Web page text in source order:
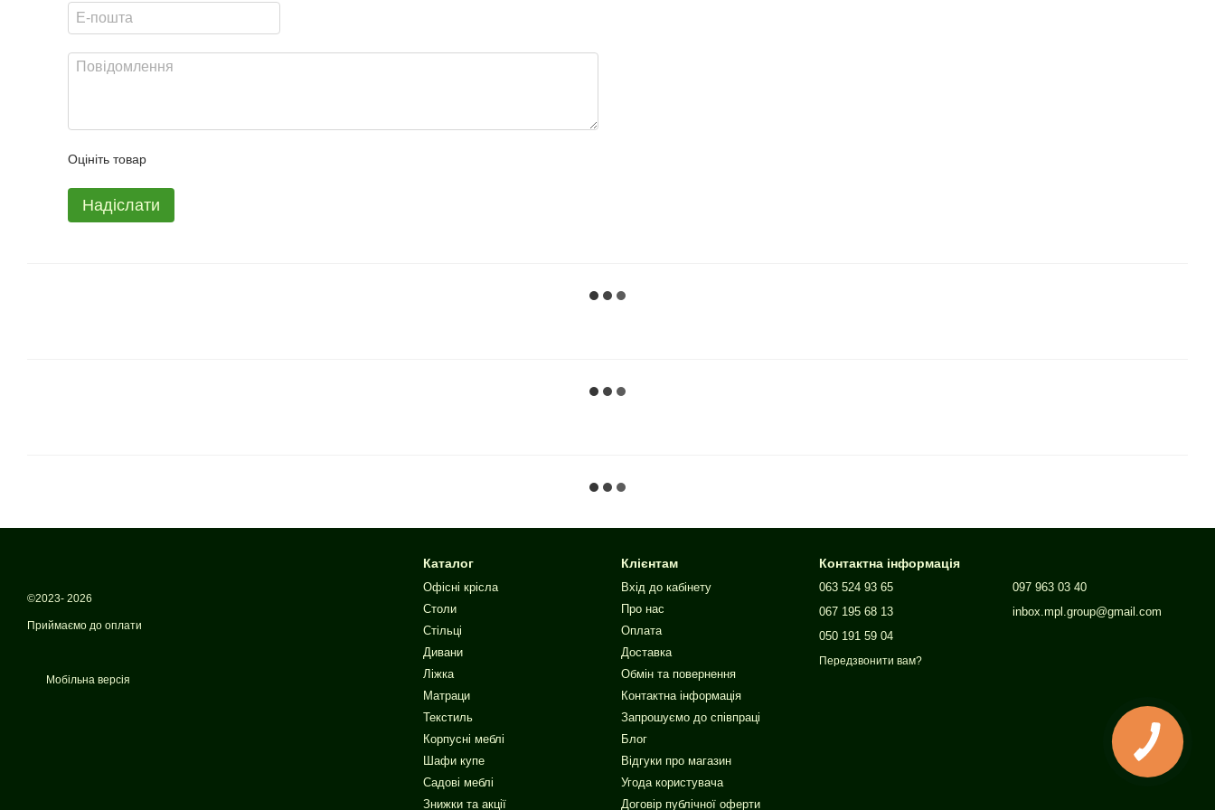
Оцініть товар
Надіслати
©2023- 2026
Приймаємо до оплати
Мобільна версія
Каталог
Офісні крісла
Столи
Стільці
Дивани
Ліжка
Матраци
Текстиль
Корпусні меблі
Шафи купе
Садові меблі
Знижки та акції
Клієнтам
Вхід до кабінету
Про нас
Оплата
Доставка
Обмін та повернення
Контактна інформація
Запрошуємо до співпраці
Блог
Відгуки про магазин
Угода користувача
Договір публічної оферти
Контактна інформація
063 524 93 65
067 195 68 13
050 191 59 04
Передзвонити вам?
097 963 03 40
inbox.mpl.group@gmail.com